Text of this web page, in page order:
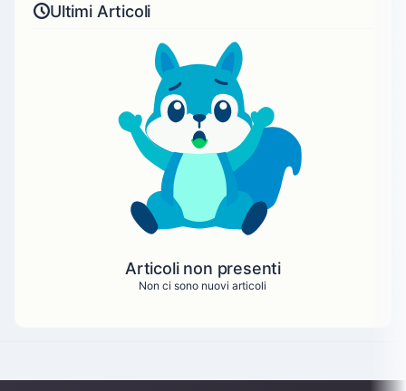
Ultimi Articoli
Articoli non presenti
Non ci sono nuovi articoli